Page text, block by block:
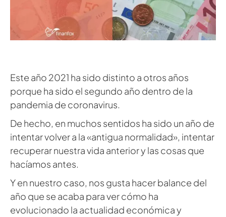
Este año 2021 ha sido distinto a otros años
porque ha sido el segundo año dentro de la
pandemia de coronavirus.
De hecho, en muchos sentidos ha sido un año de
intentar volver a la «antigua normalidad», intentar
recuperar nuestra vida anterior y las cosas que
hacíamos antes.
Y en nuestro caso, nos gusta hacer balance del
año que se acaba para ver cómo ha
evolucionado la actualidad económica y